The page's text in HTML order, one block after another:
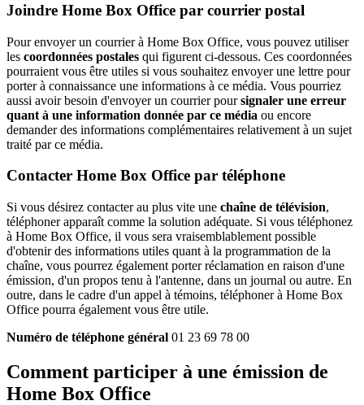
Joindre Home Box Office par courrier postal
Pour envoyer un courrier à Home Box Office, vous pouvez utiliser
les coordonnées postales qui figurent ci-dessous. Ces coordonnées
pourraient vous être utiles si vous souhaitez envoyer une lettre pour
porter à connaissance une informations à ce média. Vous pourriez
aussi avoir besoin d'envoyer un courrier poursignaler une erreur
quant à une information donnée par ce média ou encore
demander des informations complémentaires relativement à un sujet
traité par ce média.
Contacter Home Box Office par téléphone
Si vous désirez contacter au plus vite une chaîne de télévision,
téléphoner apparaît comme la solution adéquate. Si vous téléphonez
à Home Box Office, il vous sera vraisemblablement possible
d'obtenir des informations utiles quant à la programmation de la
chaîne, vous pourrez également porter réclamation en raison d'une
émission, d'un propos tenu à l'antenne, dans un journal ou autre. En
outre, dans le cadre d'un appel à témoins, téléphoner à Home Box
Office pourra également vous être utile.
Numéro de téléphone général 01 23 69 78 00
Comment participer à une émission de
Home Box Office